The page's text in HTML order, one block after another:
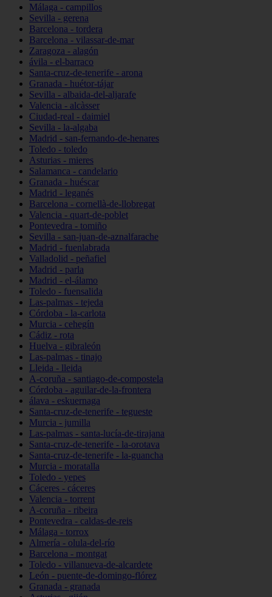
Málaga - campillos
Sevilla - gerena
Barcelona - tordera
Barcelona - vilassar-de-mar
Zaragoza - alagón
ávila - el-barraco
Santa-cruz-de-tenerife - arona
Granada - huétor-tájar
Sevilla - albaida-del-aljarafe
Valencia - alcàsser
Ciudad-real - daimiel
Sevilla - la-algaba
Madrid - san-fernando-de-henares
Toledo - toledo
Asturias - mieres
Salamanca - candelario
Granada - huéscar
Madrid - leganés
Barcelona - cornellà-de-llobregat
Valencia - quart-de-poblet
Pontevedra - tomiño
Sevilla - san-juan-de-aznalfarache
Madrid - fuenlabrada
Valladolid - peñafiel
Madrid - parla
Madrid - el-álamo
Toledo - fuensalida
Las-palmas - tejeda
Córdoba - la-carlota
Murcia - cehegín
Cádiz - rota
Huelva - gibraleón
Las-palmas - tinajo
Lleida - lleida
A-coruña - santiago-de-compostela
Córdoba - aguilar-de-la-frontera
álava - eskuernaga
Santa-cruz-de-tenerife - tegueste
Murcia - jumilla
Las-palmas - santa-lucía-de-tirajana
Santa-cruz-de-tenerife - la-orotava
Santa-cruz-de-tenerife - la-guancha
Murcia - moratalla
Toledo - yepes
Cáceres - cáceres
Valencia - torrent
A-coruña - ribeira
Pontevedra - caldas-de-reis
Málaga - torrox
Almería - olula-del-río
Barcelona - montgat
Toledo - villanueva-de-alcardete
León - puente-de-domingo-flórez
Granada - granada